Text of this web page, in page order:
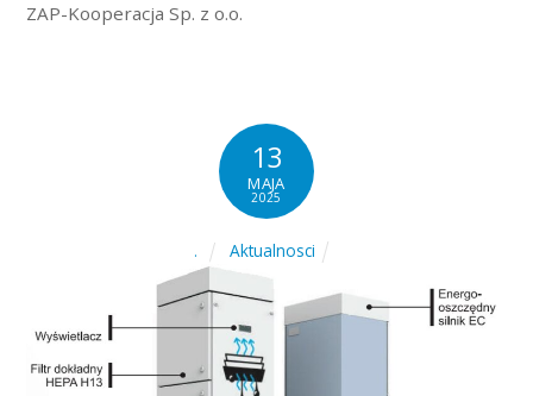
ZAP-Kooperacja Sp. z o.o.
13
MAJA
2025
. Aktualnosci